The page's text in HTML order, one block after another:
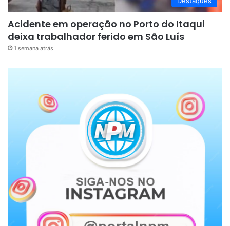
Acidente em operação no Porto do Itaqui
deixa trabalhador ferido em São Luís
1 semana atrás